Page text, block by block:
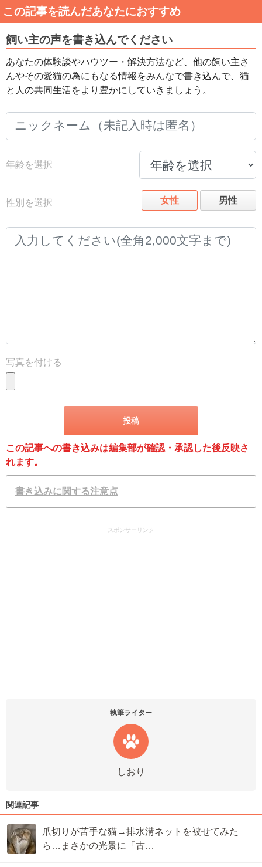
この記事を読んだあなたにおすすめ
飼い主の声を書き込んでください
あなたの体験談やハウツー・解決方法など、他の飼い主さ
んやその愛猫の為にもなる情報をみんなで書き込んで、猫
と人の共同生活をより豊かにしていきましょう。
年齢を選択
性別を選択 女性 男性
写真を付ける
この記事への書き込みは編集部が確認・承認した後反映さ
れます。
書き込みに関する注意点
スポンサーリンク
執筆ライター
しおり
関連記事
爪切りが苦手な猫→排水溝ネットを被せてみた
ら…まさかの光景に「古…